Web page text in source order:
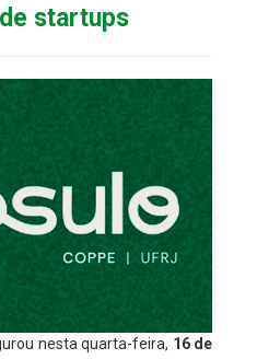
startups
nesta quarta-feira, 16 de